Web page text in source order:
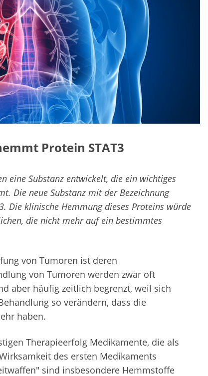
Protein STAT3
eine Substanz entwickelt, die ein wichtiges
Die neue Substanz mit der Bezeichnung
Die klinische Hemmung dieses Proteins würde
die nicht mehr auf ein bestimmtes
von Tumoren ist deren
von Tumoren werden zwar oft
aber häufig zeitlich begrenzt, weil sich
so verändern, dass die
haben.
Therapieerfolg Medikamente, die als
des ersten Medikaments
sind insbesondere Hemmstoffe